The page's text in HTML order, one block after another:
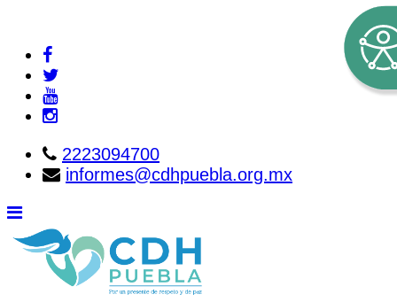
2223094700
informes@cdhpuebla.org.mx